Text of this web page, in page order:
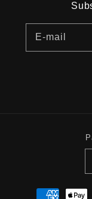
E-mail
Métodos